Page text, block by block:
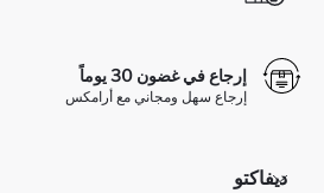
إرجاع في غضون 30 يوماً
إرجاع سهل ومجاني مع أرامكس
ديفاكتو